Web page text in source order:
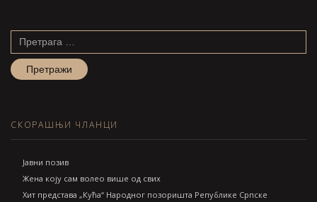
Претрага
СКОРАШЊИ ЧЛАНЦИ
Jавни позив
Жена коју сам волео више од свих
Хит представа „Кућа“ Народног позоришта Републике Српске